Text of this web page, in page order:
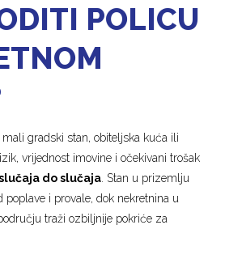
POLICU
gradski stan, obiteljska kuća ili
vrijednost imovine i očekivani trošak
do slučaja. Stan u prizemlju
poplave i provale, dok nekretnina u
traži ozbiljnije pokriće za